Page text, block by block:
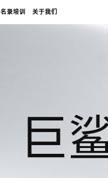
名录培训 关于我们
巨